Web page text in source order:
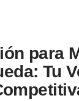
para
Tu